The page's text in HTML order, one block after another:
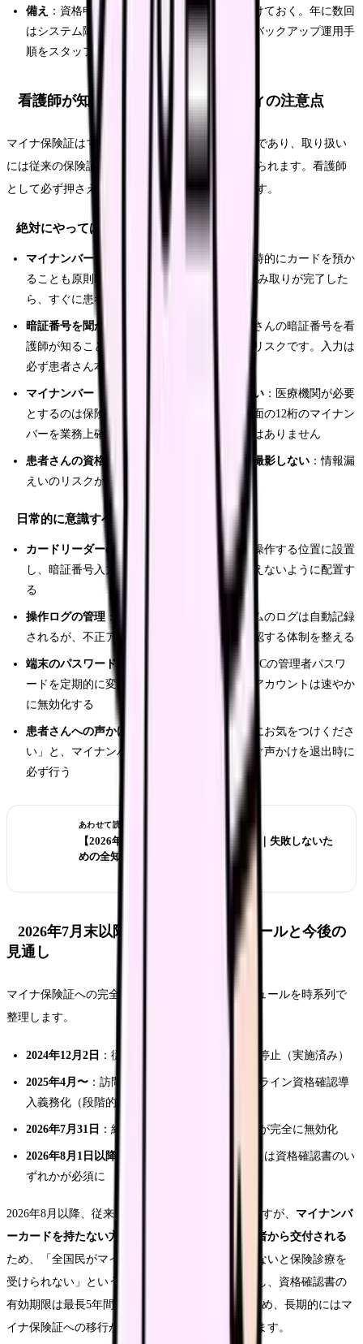
備え
：資格申立書の用紙は常に受付に備え付けておく。年に数回
はシステム障害が発生するため、紙ベースのバックアップ運用手
順をスタッフ全員で共有しておくことが重要
看護師が知っておくべきセキュリティの注意点
マイナ保険証はマイナンバーカードの機能の一部であり、取り扱い
には従来の保険証以上のセキュリティ意識が求められます。看護師
として必ず押さえておくべきポイントを整理します。
絶対にやってはいけないこと
マイナンバーカードを預からない
：受付で一時的にカードを預か
ることも原則NGです。カードリーダーでの読み取りが完了した
ら、すぐに患者さんに返却してください
暗証番号を聞かない・代理入力しない
：患者さんの暗証番号を看
護師が知ることは、それ自体がセキュリティリスクです。入力は
必ず患者さん本人に行ってもらいます
マイナンバー（12桁の個人番号）をメモしない ：医療機関が必要
とするのは保険資格情報のみです。カード裏面の12桁のマイナン
バーを業務上確認したり、控えたりする必要はありません
患者さんの資格情報画面をスマートフォンで撮影しない ：情報漏
えいのリスクがあります
日常的に意識すべきこと
カードリーダーの設置場所
：患者さん自身が操作する位置に設置
し、暗証番号入力画面が他の患者さんから見えないように配置す
る
操作ログの管理 ：オンライン資格確認システムのログは自動記録
されるが、不正アクセスがないか定期的に確認する体制を整える
端末のパスワード管理
：カードリーダー連携PCの管理者パスワ
ードを定期的に変更し、退職したスタッフのアカウントは速やか
に無効化する
患者さんへの声かけ
：「お忘れ物のないようにお気をつけくださ
い」と、マイナンバーカードの置き忘れを防ぐ声かけを退出時に
必ず行う
あわせて読みたい
【2026年版】看護師転職の完全ガイド｜失敗しないた
めの全知識
2026年7月末以降の完全移行スケジュールと今後の
見通し
マイナ保険証への完全移行に向けた今後のスケジュールを時系列で
整理します。
2024年12月2日 ：従来の健康保険証の新規発行停止（実施済み）
2025年4月〜 ：訪問看護ステーションへのオンライン資格確認導
入義務化（段階的に適用中）
2026年7月31日 ：経過措置終了。従来の保険証が完全に無効化
2026年8月1日以降
：受診にはマイナ保険証または資格確認書のい
ずれかが必須に
2026年8月以降、従来の保険証は使用不可になりますが、 マイナンバ
ーカードを持たない方には「資格確認書」が保険者から交付される
ため、「全国民がマイナンバーカードを持っていないと保険診療を
受けられない」というわけではありません。ただし、資格確認書の
有効期限は最長5年間で更新手続きが必要になるため、長期的にはマ
イナ保険証への移行が進んでいくと考えられています。